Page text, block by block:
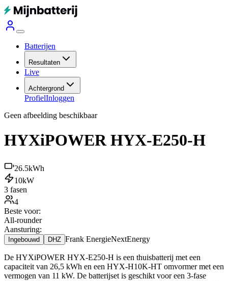
Batterijen
Resultaten
Live
Achtergrond
ProfielInloggen
Geen afbeelding beschikbaar
HYXiPOWER HYX-E250-H
26.5kWh
10kW
3 fasen
4
Beste voor:
All-rounder
Aansturing:
Ingebouwd DHZ Frank EnergieNextEnergy
De HYXiPOWER HYX-E250-H is een thuisbatterij met een
capaciteit van 26,5 kWh en een HYX-H10K-HT omvormer met een
vermogen van 11 kW. De batterijset is geschikt voor een 3-fase